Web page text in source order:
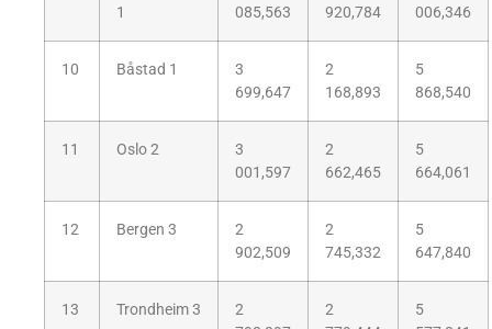
1
085,563
920,784
006,346
10 Båstad 1
3
699,647
2
168,893
5
868,540
11 Oslo 2
3
001,597
2
662,465
5
664,061
12 Bergen 3
2
902,509
2
745,332
5
647,840
13 Trondheim 3
2
2
5